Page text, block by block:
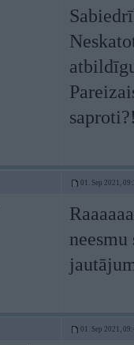
01. Sep 2021,
01. Sep 2021,